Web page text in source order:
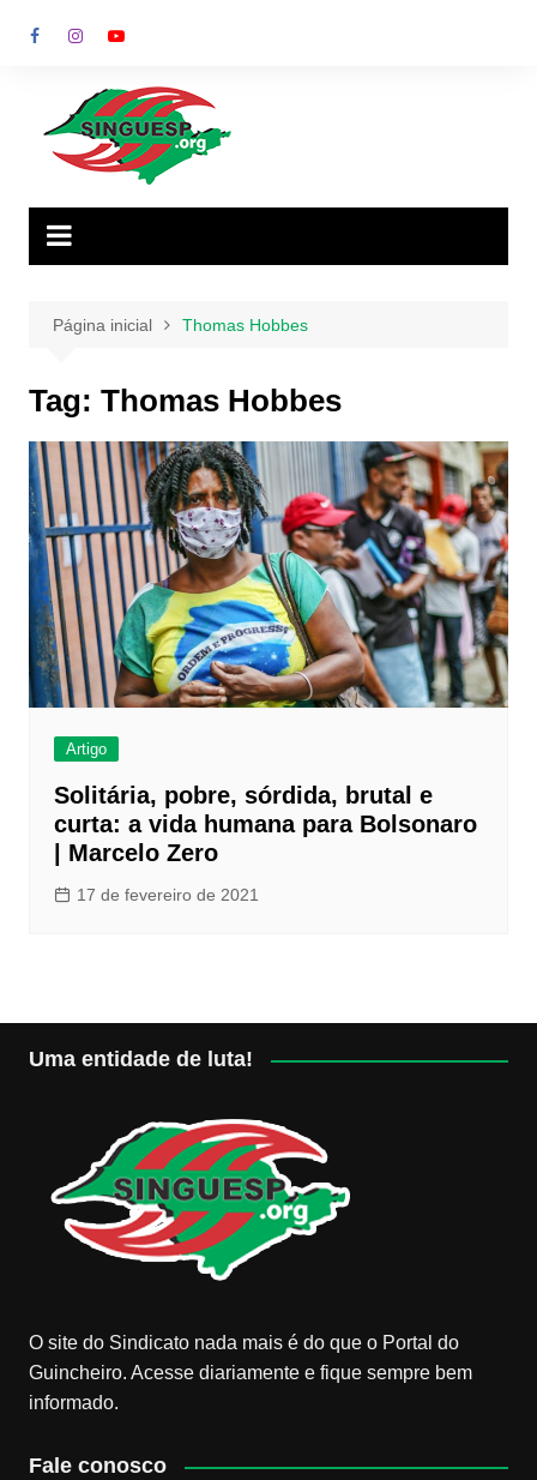
para
Página inicial Thomas Hobbes
Tag: Thomas Hobbes
Artigo
Solitária, pobre, sórdida, brutal e
curta: a vida humana para Bolsonaro
| Marcelo Zero
17 de fevereiro de 2021
Uma entidade de luta!
O site do Sindicato nada mais é do que o Portal do
Guincheiro. Acesse diariamente e fique sempre bem
informado.
Fale conosco